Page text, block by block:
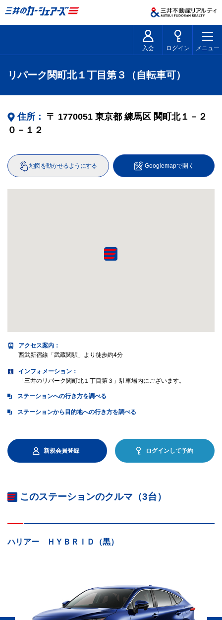
入会 ログイン メニュー
リパーク関町北１丁目第３（自転車可）
住所： 〒 1770051 東京都 練馬区 関町北１－２
０－１２
地図を動かせるようにする Googlemapで開く
アクセス案内 ：
西武新宿線「武蔵関駅」より徒歩約4分
インフォメーション：
「三井のリパーク関町北１丁目第３」駐車場内にございます。
ステーションへの行き方を調べる
ステーションから目的地への行き方を調べる
新規会員登録 ログインして予約
このステーションのクルマ（3台）
ハリアー ＨＹＢＲＩＤ（黒）